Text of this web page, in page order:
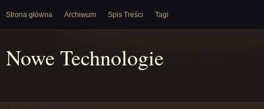
Strona główna Archiwum Spis Treści Tagi
Nowe Technologie